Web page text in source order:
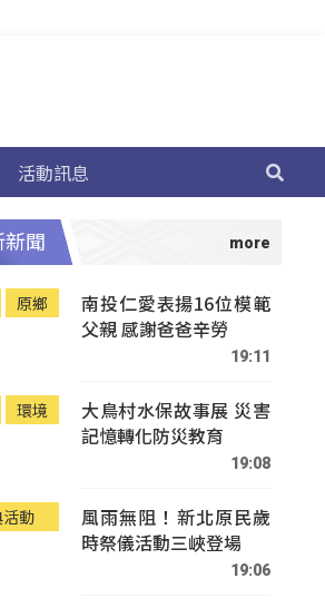
活動訊息
新聞
原鄉
南投仁愛表揚16位模範
父親 感謝爸爸辛勞
19:11
環境
大鳥村水保故事展 災害
記憶轉化防災教育
19:08
動
風雨無阻！新北原民歲
時祭儀活動三峽登場
19:06